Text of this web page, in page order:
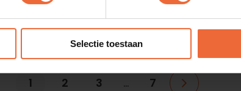
Selectie toestaan
helpt digitalisering voedselverspilling in de
tegen te gaan
1 2 3 … 7